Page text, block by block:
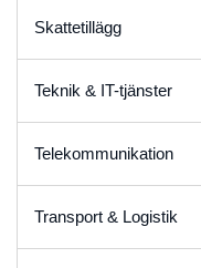
Skattetillägg
Teknik & IT-tjänster
Telekommunikation
Transport & Logistik